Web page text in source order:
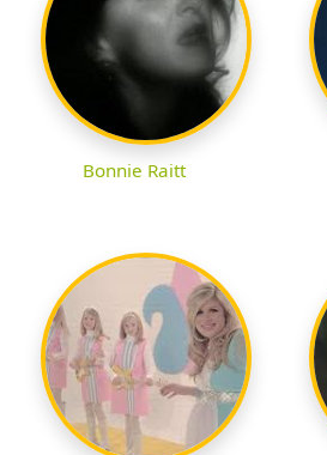
Bonnie Raitt